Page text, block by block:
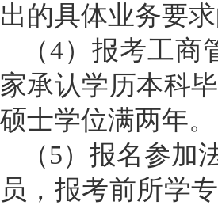
出的具体业务要
（4）报考工商
家承认学历本科
硕士学位满两年。
（5）报名参加
员，报考前所学